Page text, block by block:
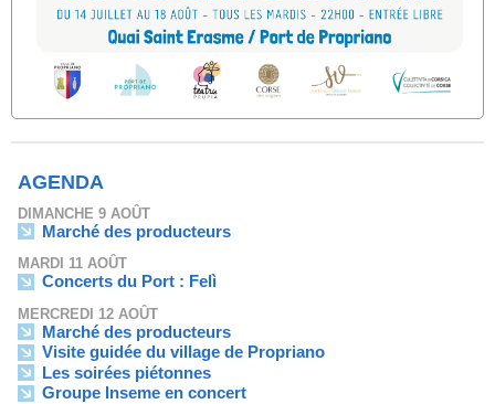
AGENDA
DIMANCHE 9 AOÛT
Marché des producteurs
MARDI 11 AOÛT
Concerts du Port : Felì
MERCREDI 12 AOÛT
Marché des producteurs
Visite guidée du village de Propriano
Les soirées piétonnes
Groupe Inseme en concert